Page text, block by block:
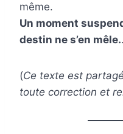
même.
Un moment
destin ne s’en mêle.
(Ce texte est
toute correction et